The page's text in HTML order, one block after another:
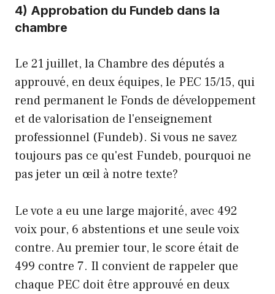
4) Approbation du Fundeb dans la
chambre
Le 21 juillet, la Chambre des députés a
approuvé, en deux équipes, le PEC 15/15, qui
rend permanent le Fonds de développement
et de valorisation de l'enseignement
professionnel (Fundeb). Si vous ne savez
toujours pas ce qu'est Fundeb, pourquoi ne
pas jeter un œil à notre texte?
Le vote a eu une large majorité, avec 492
voix pour, 6 abstentions et une seule voix
contre. Au premier tour, le score était de
499 contre 7. Il convient de rappeler que
chaque PEC doit être approuvé en deux